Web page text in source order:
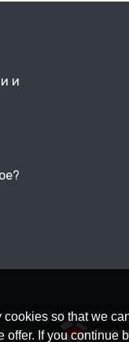
so that we
If you
и